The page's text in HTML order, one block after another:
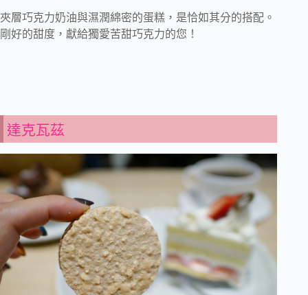
夾層巧克力奶油與濕潤綿密的蛋糕，是恰如其分的搭配。
剛好的甜度，獻給獨愛苦甜巧克力的您！
達克瓦茲